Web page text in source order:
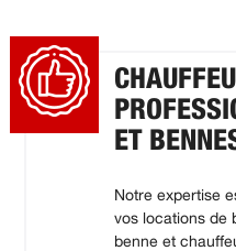
ET
Notre expertise
vos locations de
benne et